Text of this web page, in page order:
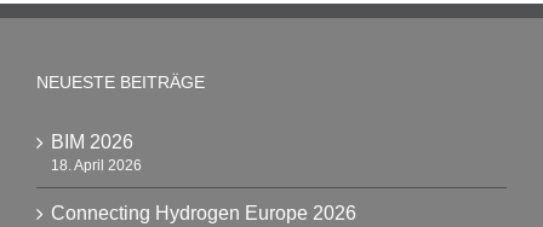
NEUESTE BEITRÄGE
BIM 2026
18. April 2026
Connecting Hydrogen Europe 2026